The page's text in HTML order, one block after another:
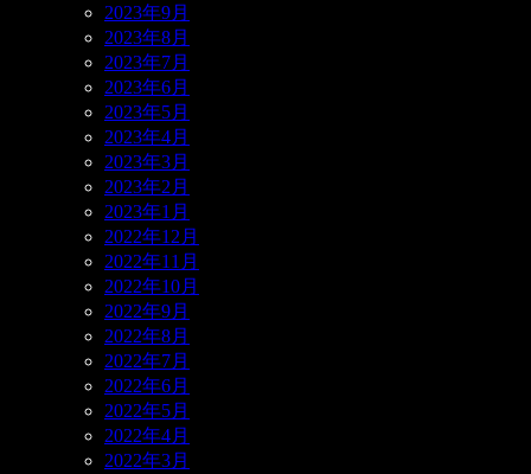
2023年9月
2023年8月
2023年7月
2023年6月
2023年5月
2023年4月
2023年3月
2023年2月
2023年1月
2022年12月
2022年11月
2022年10月
2022年9月
2022年8月
2022年7月
2022年6月
2022年5月
2022年4月
2022年3月